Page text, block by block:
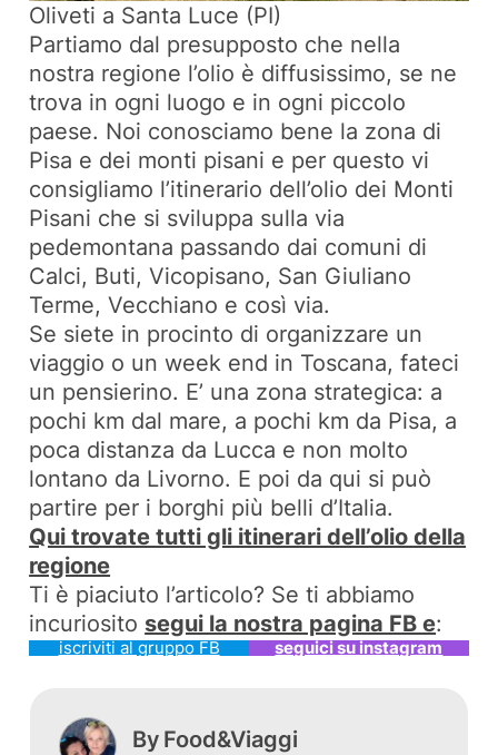
Oliveti a Santa Luce (PI)
Partiamo dal presupposto che nella
nostra regione l’olio è diffusissimo, se ne
trova in ogni luogo e in ogni piccolo
paese. Noi conosciamo bene la zona di
Pisa e dei monti pisani e per questo vi
consigliamo l’itinerario dell’olio dei Monti
Pisani che si sviluppa sulla via
pedemontana passando dai comuni di
Calci, Buti, Vicopisano, San Giuliano
Terme, Vecchiano e così via.
Se siete in procinto di organizzare un
viaggio o un week end in Toscana, fateci
un pensierino. E’ una zona strategica: a
pochi km dal mare, a pochi km da Pisa, a
poca distanza da Lucca e non molto
lontano da Livorno. E poi da qui si può
partire per i borghi più belli d’Italia.
Qui trovate tutti gli itinerari dell’olio della
regione
Ti è piaciuto l’articolo? Se ti abbiamo
incuriosito segui la nostra pagina FB e:
iscriviti al gruppo FB seguici su instagram
By Food&Viaggi